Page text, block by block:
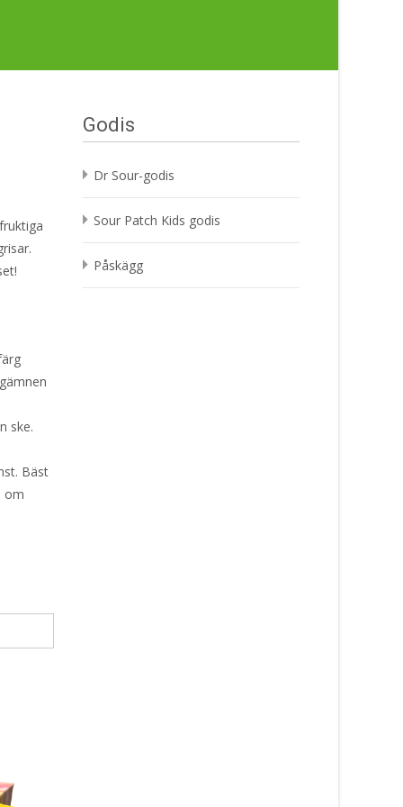
ske.
Bäst
om
Godis
Dr Sour-godis
Sour Patch Kids godis
Påskägg